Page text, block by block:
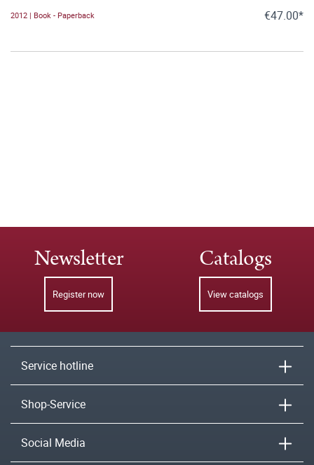
2012 | Book - Paperback €47.00*
Newsletter
Register now
Catalogs
View catalogs
Service hotline
Shop-Service
Social Media